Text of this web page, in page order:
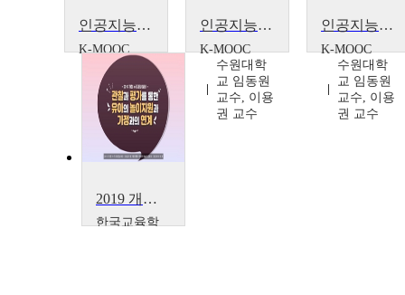
인공지능 HRI
K-MOOC
수원대학
교 임동원
교수, 이용
권 교수
인공지능 HRI
K-MOOC
수원대학
교 임동원
교수, 이용
권 교수
인공지능 HRI
K-MOOC
수원대학
교 임동원
교수, 이용
권 교수
2019 개정 누리과정(심화) – 관찰과 평가를 통한 유아의 놀이지원과 가정과의 연계
한국교육학